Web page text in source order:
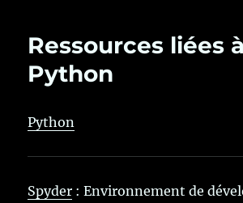
Ressources liées à
Python
Python
Spyder : Environnement de